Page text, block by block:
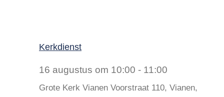
Kerkdienst
16 augustus om 10:00 - 11:00
Grote Kerk Vianen Voorstraat 110, Vianen,